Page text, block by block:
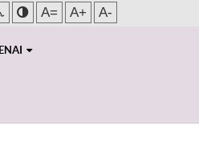
A= A+ A-